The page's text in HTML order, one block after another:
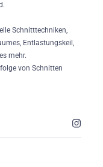
Schnitttechniken,
Entlastungskeil,
mehr.
von Schnitten